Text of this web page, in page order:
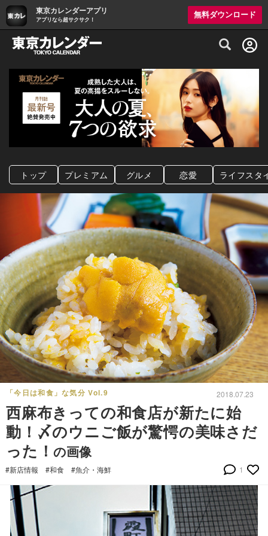
東京カレンダーアプリ
アプリなら超サクサク！
無料ダウンロード
グルメ情報・プレミアムレストラン予約
トップ プレミアム グルメ 恋愛 ライフスタ
「今日は和食」な気分 Vol.9 2018.07.23
西麻布きっての和食店が新たに始
動！〆のウニご飯が驚愕の美味さだ
った！の画像
#新店情報 #和食 #魚介・海鮮 1